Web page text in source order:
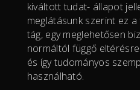
kiváltott tudat- állapot
meglátásunk szerint ez
tág, egy meglehetősen
normáltól függő
és így tudományos
használható.